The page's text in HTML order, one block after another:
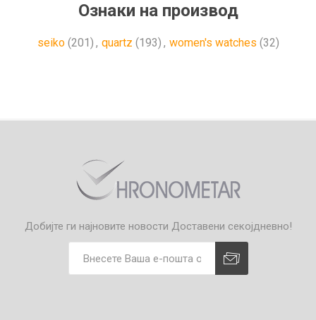
Ознаки на производ
seiko (201) , quartz (193) , women's watches (32)
Добијте ги најновите новости Доставени секојдневно!